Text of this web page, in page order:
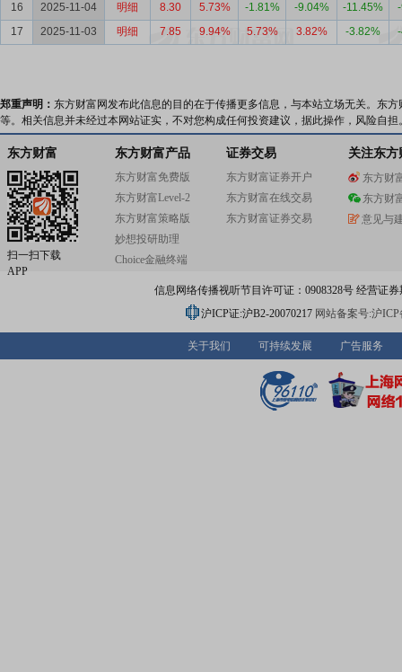
16
2025-11-04 明细 8.30 5.73% -1.81% -9.04% -11.45%
17
2025-11-03 明细 7.85 9.94% 5.73% 3.82% -3.82%
郑重声明： 东方财富网发布此信息的目的在于传播更多信息，与本站立场无关。东
等。相关信息并未经过本网站证实，不对您构成任何投资建议，据此操作，风险自担